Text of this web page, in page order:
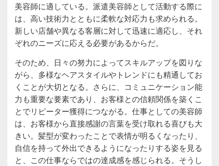
美容師に適している。派遣美容師として活動する際に
は、高い技術力とともに柔軟な対応力も求められる。
新しい店舗や異なる客層に対して迅速に適応し、それ
ぞれのニーズに応える必要があるからだ。
そのため、日々の努力によってスキルアップを図りな
がら、多様なヘアスタイルやトレンドにも精通してお
くことが大切となる。さらに、コミュニケーション能
力も重要な要素であり、お客様との信頼関係を築くこ
とでリピーター獲得につながる。仕事としての美容師
は、お客様から直接感謝の言葉を受け取れる喜びも大
きい。髪型が変わったことで表情が明るくなったり、
自信を持って外出できるようになったりする姿を見る
と、この仕事ならではの達成感を感じられる。そうし